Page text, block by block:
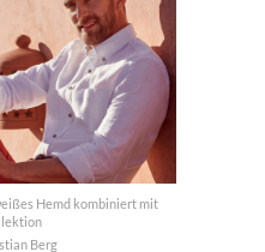
Hemd kombiniert mit
Berg